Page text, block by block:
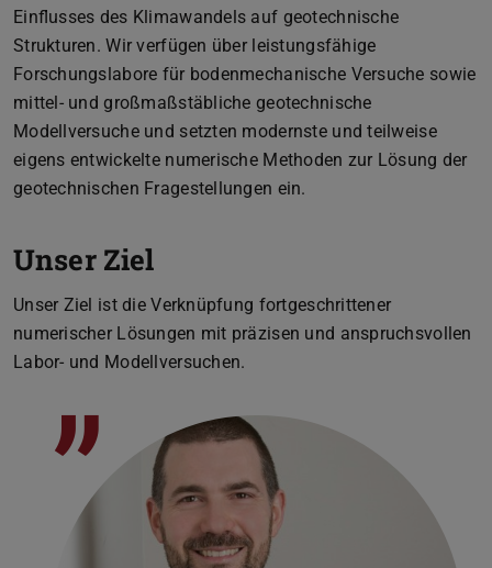
Einflusses des Klimawandels auf geotechnische
Strukturen. Wir verfügen über leistungsfähige
Forschungslabore für bodenmechanische Versuche sowie
mittel- und großmaßstäbliche geotechnische
Modellversuche und setzten modernste und teilweise
eigens entwickelte numerische Methoden zur Lösung der
geotechnischen Fragestellungen ein.
Unser Ziel
Unser Ziel ist die Verknüpfung fortgeschrittener
numerischer Lösungen mit präzisen und anspruchsvollen
Labor- und Modellversuchen.
”